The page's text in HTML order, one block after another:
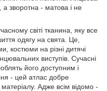
а зворотна - матова і не
світі тканина, яку все
одягу на свята. Це,
костюми на різні дитячі
виступів. Сучасні
його доступним і
- цей атлас добре
Адже всім відомо -